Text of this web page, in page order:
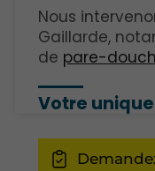
Nous
Gaillarde,
de pare-
Votre